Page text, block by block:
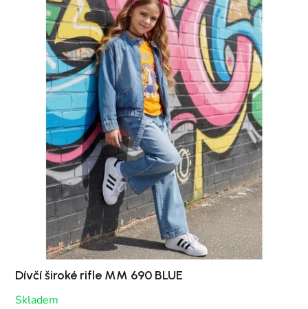
Dívčí široké rifle MM 690 BLUE
Skladem